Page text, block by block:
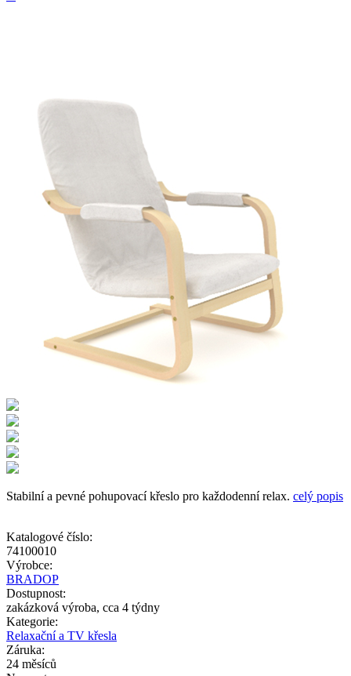
Stabilní a pevné pohupovací křeslo pro každodenní relax. celý popis
Katalogové číslo:
74100010
Výrobce:
BRADOP
Dostupnost:
zakázková výroba, cca 4 týdny
Kategorie:
Relaxační a TV křesla
Záruka:
24 měsíců